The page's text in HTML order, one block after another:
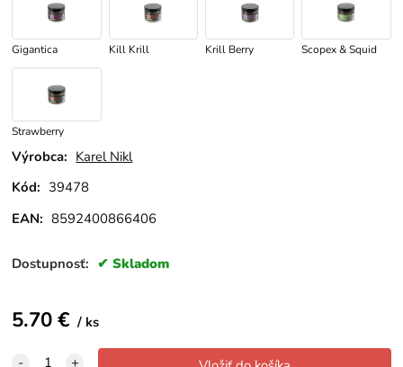
Gigantica Kill Krill Krill Berry Scopex & Squid
Strawberry
Výrobca: Karel Nikl
Kód: 39478
EAN: 8592400866406
Dostupnosť: Skladom
5.70€ ks